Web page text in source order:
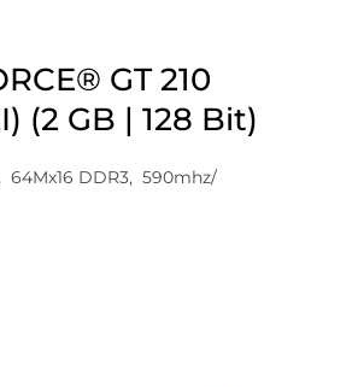
GT 210
(2 GB | 128 Bit)
64Mx16 DDR3, 590mhz/